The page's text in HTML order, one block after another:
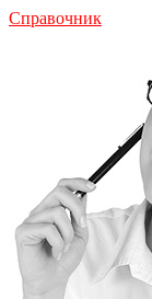
Справочник